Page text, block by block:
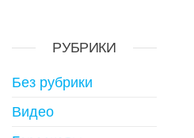
РУБРИКИ
Без рубрики
Видео